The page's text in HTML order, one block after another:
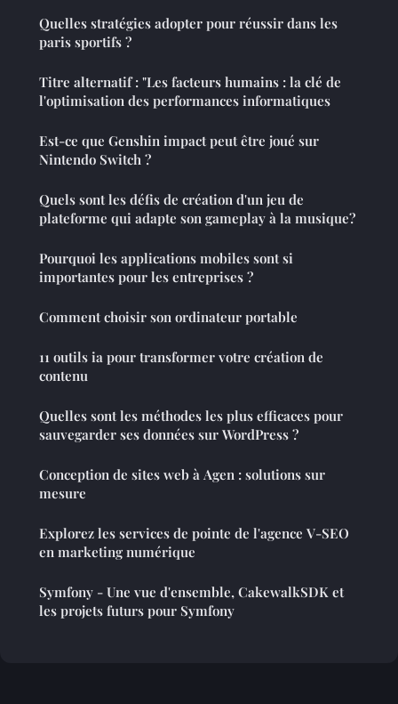
Quelles stratégies adopter pour réussir dans les
paris sportifs ?
Titre alternatif : "Les facteurs humains : la clé de
l'optimisation des performances informatiques
Est-ce que Genshin impact peut être joué sur
Nintendo Switch ?
Quels sont les défis de création d'un jeu de
plateforme qui adapte son gameplay à la musique?
Pourquoi les applications mobiles sont si
importantes pour les entreprises ?
Comment choisir son ordinateur portable
11 outils ia pour transformer votre création de
contenu
Quelles sont les méthodes les plus efficaces pour
sauvegarder ses données sur WordPress ?
Conception de sites web à Agen : solutions sur
mesure
Explorez les services de pointe de l'agence V-SEO
en marketing numérique
Symfony - Une vue d'ensemble, CakewalkSDK et
les projets futurs pour Symfony